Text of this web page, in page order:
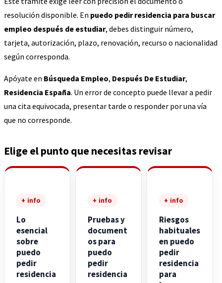
resolución disponible. En puedo pedir residencia para buscar
empleo después de estudiar, debes distinguir número,
tarjeta, autorización, plazo, renovación, recurso o nacionalidad
según corresponda.
Apóyate en Búsqueda Empleo, Después De Estudiar,
Residencia España. Un error de concepto puede llevar a pedir
una cita equivocada, presentar tarde o responder por una vía
que no corresponde.
Elige el punto que necesitas revisar
+ info
Lo
esencial
sobre
puedo
pedir
residencia
+ info
Pruebas y
document
os para
puedo
pedir
residencia
+ info
Riesgos
habituales
en puedo
pedir
residencia
para